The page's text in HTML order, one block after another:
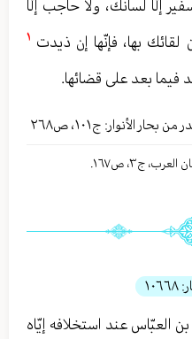
إلّا لسانك، ولا حاجب إلّا
بها، فإنّها إن ذيدت
فيما بعد على قضائها.
من بحار الأنوار: ج١٠١، ص٢٦٨
١٠٦٦٨
العبّاس عند استخلافه إيّاه